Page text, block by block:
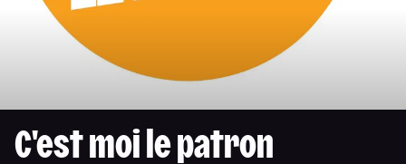
C'est moi le patron